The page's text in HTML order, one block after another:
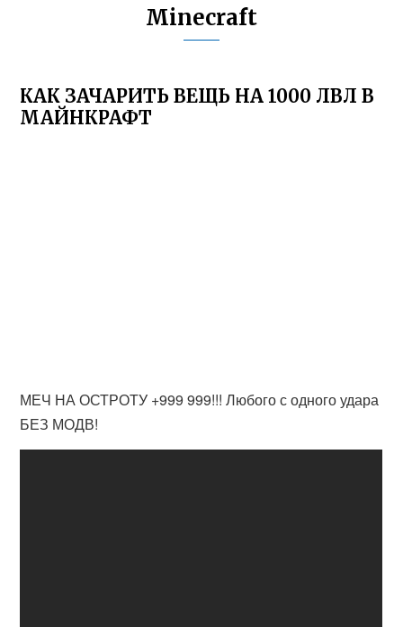
Minecraft
КАК ЗАЧАРИТЬ ВЕЩЬ НА 1000 ЛВЛ В
МАЙНКРАФТ
МЕЧ НА ОСТРОТУ +999 999!!! Любого с одного удара
БЕЗ МОДВ!